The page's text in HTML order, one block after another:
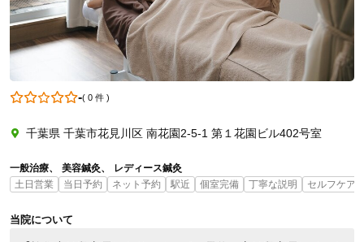
-( 0 件)
千葉県 千葉市花見川区 南花園2-5-1 第１花園ビル402号室
一般治療 美容鍼灸
レディース鍼灸
土日営業
当日予約 ネット予約 駅近 個室完備 丁寧な説明 セルフケア
当院について
「健康にはりを見た」